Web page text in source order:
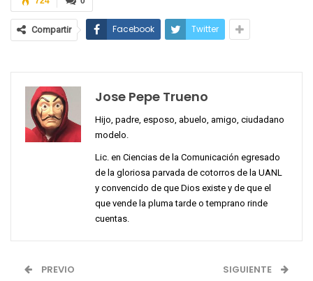
Compartir Facebook Twitter
Jose Pepe Trueno
Hijo, padre, esposo, abuelo, amigo, ciudadano
modelo.
Lic. en Ciencias de la Comunicación egresado
de la gloriosa parvada de cotorros de la UANL
y convencido de que Dios existe y de que el
que vende la pluma tarde o temprano rinde
cuentas.
PREVIO SIGUIENTE